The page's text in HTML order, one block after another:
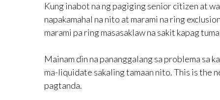
Kung inabot na ng pagiging senior citizen at
napakamahal na nito at marami na ring
marami pa ring masasaklaw na sakit kapag
Mainam din na pananggalang sa problema sa
ma-liquidate sakaling tamaan nito. This is the
pagtanda.